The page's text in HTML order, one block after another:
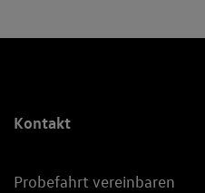
Kontakt
Probefahrt vereinbaren